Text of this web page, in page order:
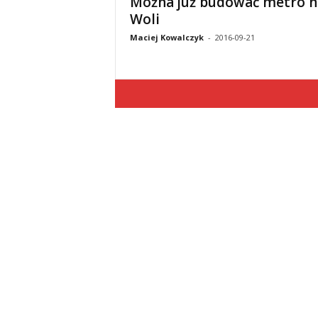
Woli
Maciej Kowalczyk - 2016-09-21